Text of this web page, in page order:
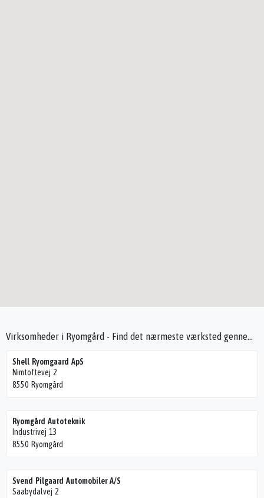
Virksomheder i Ryomgård - Find det nærmeste værksted gennem Seek4Cars
Shell Ryomgaard ApS
Nimtoftevej 2
8550 Ryomgård
Ryomgård Autoteknik
Industrivej 13
8550 Ryomgård
Svend Pilgaard Automobiler A/S
Saabydalvej 2